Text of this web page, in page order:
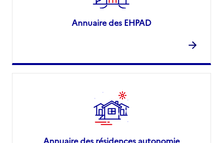
Annuaire des EHPAD
Annuaire des résidences autonomie